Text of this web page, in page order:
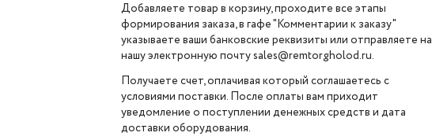
Добавляете товар в корзину, проходите все этапы
формирования заказа, в гафе "Комментарии к заказу"
указываете ваши банковские реквизиты или отправляете на
нашу электронную почту sales@remtorgholod.ru.
Получаете счет, оплачивая который соглашаетесь с
условиями поставки. После оплаты вам приходит
уведомление о поступлении денежных средств и дата
доставки оборудования.